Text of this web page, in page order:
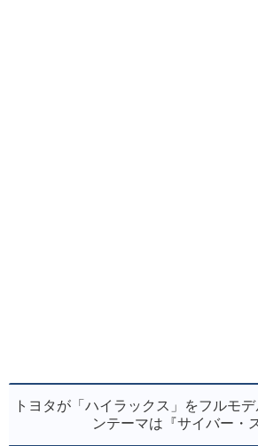
トヨタが「ハイラックス」をフルモ
ンテーマは『サイバー・